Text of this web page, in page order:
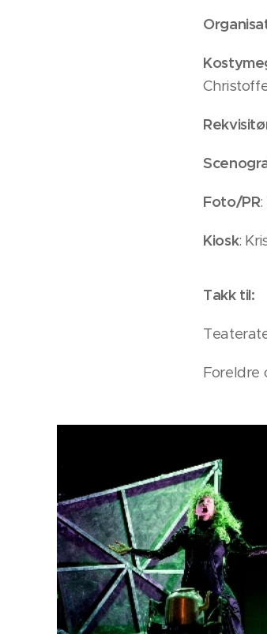
Foto/PR
Kiosk:
Takk til:
Foreldre